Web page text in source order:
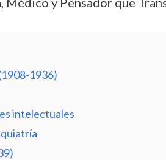
1936)
intelectuales